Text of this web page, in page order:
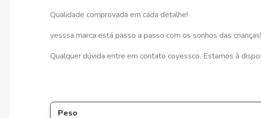
Qualidade comprovada em cada detalhe!
yesssa marca está passo a passo com os sonhos das crianças!
Qualquer dúvida entre em contato coyessco. Estamos à
Peso